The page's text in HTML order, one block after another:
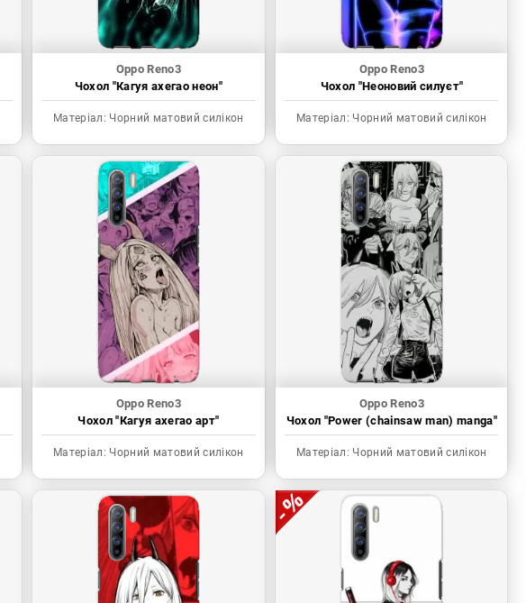
Oppo Reno3
Чохол "Кагуя ахегао неон"
Матеріал: Чорний матовий силікон
Oppo Reno3
Чохол "Неоновий силуєт"
Матеріал: Чорний матовий силікон
Oppo Reno3
Чохол "Кагуя ахегао арт"
Матеріал: Чорний матовий силікон
Oppo Reno3
Чохол "Power (chainsaw man) manga"
Матеріал: Чорний матовий силікон